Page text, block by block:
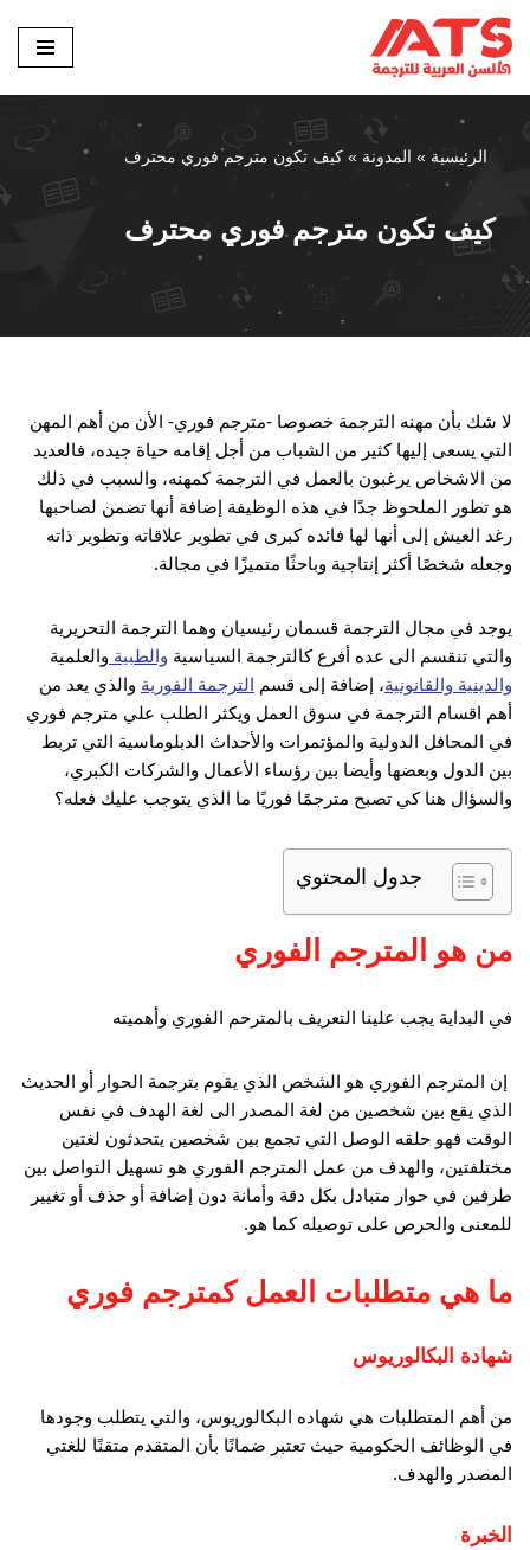
تخطى
إلى
المحتوى
الرئيسية » المدونة » كيف تكون مترجم فوري محترف
كيف تكون مترجم فوري محترف
لا شك بأن مهنه الترجمة خصوصا -مترجم فوري- الأن من أهم المهن
التي يسعى إليها كثير من الشباب من أجل إقامه حياة جيده، فالعديد
من الاشخاص يرغبون بالعمل في الترجمة كمهنه، والسبب في ذلك
هو تطور الملحوظ جدًا في هذه الوظيفة إضافة أنها تضمن لصاحبها
رغد العيش إلى أنها لها فائده كبرى في تطوير علاقاته وتطوير ذاته
وجعله شخصًا أكثر إنتاجية وباحثًا متميزًا في مجالة.
يوجد في مجال الترجمة قسمان رئيسيان وهما الترجمة التحريرية
والتي تنقسم الى عده أفرع كالترجمة السياسية والطبية والعلمية
والدينية والقانونية، إضافة إلى قسم الترجمة الفورية والذي يعد من
أهم اقسام الترجمة في سوق العمل ويكثر الطلب علي مترجم فوري
في المحافل الدولية والمؤتمرات والأحداث الدبلوماسية التي تربط
بين الدول وبعضها وأيضا بين رؤساء الأعمال والشركات الكبري،
والسؤال هنا كي تصبح مترجمًا فوريًا ما الذي يتوجب عليك فعله؟
جدول المحتوي
من هو المترجم الفوري
في البداية يجب علينا التعريف بالمترحم الفوري وأهميته
إن المترجم الفوري هو الشخص الذي يقوم بترجمة الحوار أو الحديث
الذي يقع بين شخصين من لغة المصدر الى لغة الهدف في نفس
الوقت فهو حلقه الوصل التي تجمع بين شخصين يتحدثون لغتين
مختلفتين، والهدف من عمل المترجم الفوري هو تسهيل التواصل بين
طرفين في حوار متبادل بكل دقة وأمانة دون إضافة أو حذف أو تغيير
للمعنى والحرص على توصيله كما هو.
ما هي متطلبات العمل كمترجم فوري
شهادة البكالوريوس
من أهم المتطلبات هي شهاده البكالوريوس، والتي يتطلب وجودها
في الوظائف الحكومية حيث تعتبر ضمانًا بأن المتقدم متقنًا للغتي
المصدر والهدف.
الخبرة